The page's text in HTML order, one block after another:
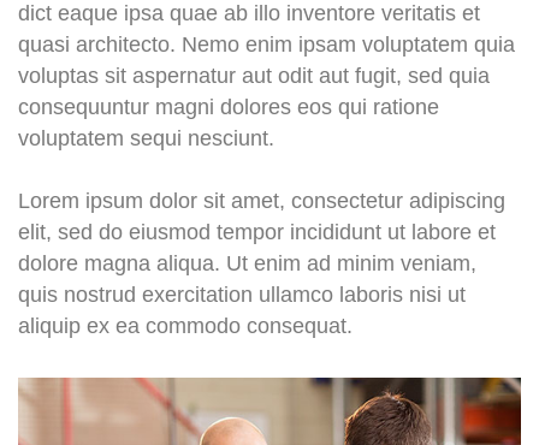
dict eaque ipsa quae ab illo inventore veritatis et
quasi architecto. Nemo enim ipsam voluptatem quia
voluptas sit aspernatur aut odit aut fugit, sed quia
consequuntur magni dolores eos qui ratione
voluptatem sequi nesciunt.
Lorem ipsum dolor sit amet, consectetur adipiscing
elit, sed do eiusmod tempor incididunt ut labore et
dolore magna aliqua. Ut enim ad minim veniam,
quis nostrud exercitation ullamco laboris nisi ut
aliquip ex ea commodo consequat.